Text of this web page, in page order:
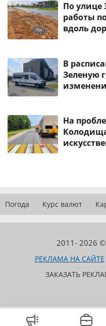
По улице
работы
вдоль
В
Зеленую
На
Погода Курс валют
2011- 2026
РЕКЛАМА НА САЙТЕ
ЗАКАЗАТЬ